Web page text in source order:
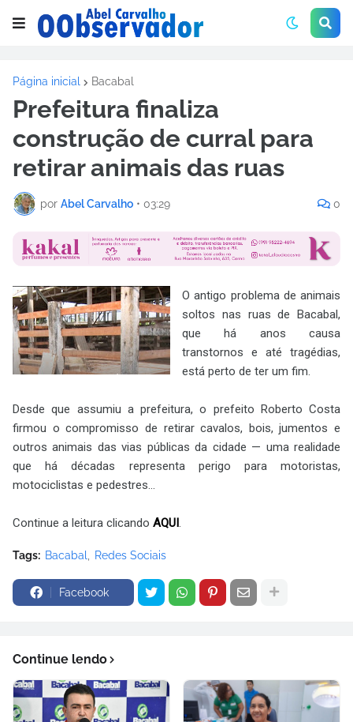
Página inicial Bacabal
Prefeitura finaliza
construção de curral para
retirar animais das ruas
por Abel Carvalho • 03:29 0
O antigo problema de animais
soltos nas ruas de Bacabal,
que há anos causa
transtornos e até tragédias,
está perto de ter um fim.
Desde que assumiu a prefeitura, o prefeito Roberto Costa
firmou o compromisso de retirar cavalos, bois, jumentos e
outros animais das vias públicas da cidade — uma realidade
que há décadas representa perigo para motoristas,
motociclistas e pedestres...
Continue a leitura clicando AQUI.
Tags: Bacabal Redes Sociais
Facebook
Continue lendo